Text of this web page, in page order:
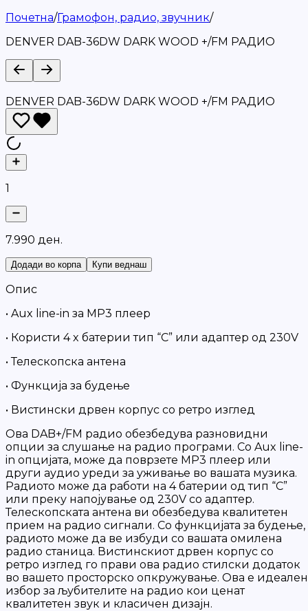
Почетна/Грамофон, радио, звучник/
DENVER DAB-36DW DARK WOOD +/FM РАДИО
DENVER DAB-36DW DARK WOOD +/FM РАДИО
1
7.990 ден.
Додади во корпа Купи веднаш
Опис
• Aux line-in за MP3 плеер
• Користи 4 x батерии тип “C” или адаптер од 230V
• Телескопска антена
• Функција за будење
• Вистински дрвен корпус со ретро изглед
Ова DAB+/FM радио обезбедува разновидни
опции за слушање на радио програми. Со Aux line-
in опцијата, може да поврзете MP3 плеер или
други аудио уреди за уживање во вашата музика.
Радиото може да работи на 4 батерии од тип “C”
или преку напојување од 230V со адаптер.
Телескопската антена ви обезбедува квалитетен
прием на радио сигнали. Со функцијата за будење,
радиото може да ве избуди со вашата омилена
радио станица. Вистинскиот дрвен корпус со
ретро изглед го прави ова радио стилски додаток
во вашето просторско опкружување. Ова е идеален
избор за љубителите на радио кои ценат
квалитетен звук и класичен дизајн.